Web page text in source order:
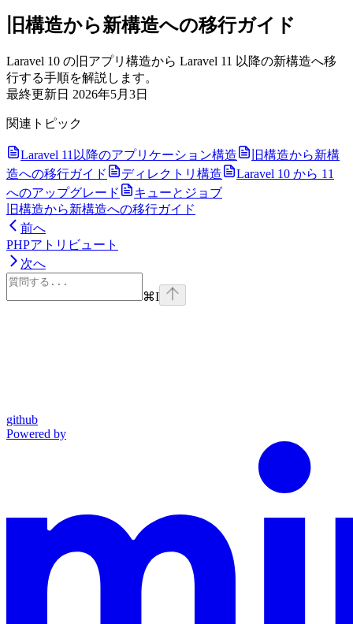
旧構造から新構造への移行ガイド
Laravel 10 の旧アプリ構造から Laravel 11 以降の新構造へ移
行する手順を解説します。
最終更新日 2026年5月3日
関連トピック
Laravel 11以降のアプリケーション構造
旧構造から新構
造への移行ガイド
ディレクトリ構造
Laravel 10 から 11
へのアップグレード
キューとジョブ
旧構造から新構造への移行ガイド
前へ
PHPアトリビュート
次へ
⌘I
github
Powered by